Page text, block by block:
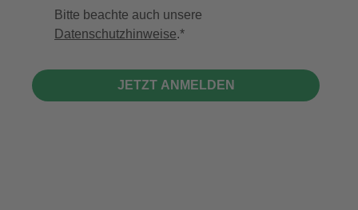
Bitte beachte auch unsere
Datenschutzhinweise.
JETZT ANMELDEN